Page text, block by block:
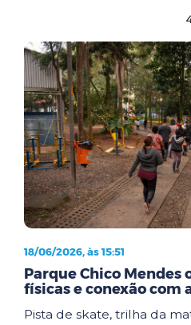
18/06/2026, às 15:51
Parque Chico Mendes
físicas e conexão com
Pista de skate, trilha da